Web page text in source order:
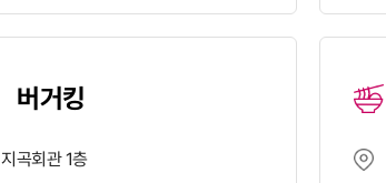
버거킹
지곡회관 1층